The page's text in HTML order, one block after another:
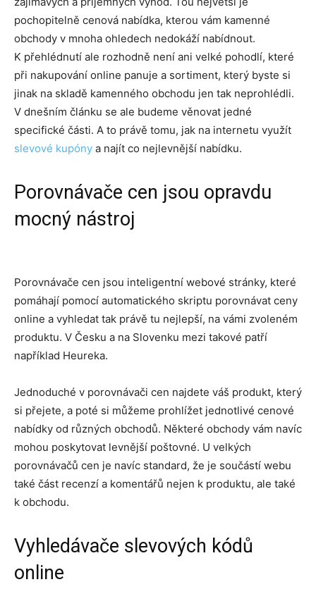
pochopitelně cenová nabídka, kterou vám kamenné
obchody v mnoha ohledech nedokáží nabídnout.
K přehlédnutí ale rozhodně není ani velké pohodlí, které
při nakupování online panuje a sortiment, který byste si
jinak na skladě kamenného obchodu jen tak neprohlédli.
V dnešním článku se ale budeme věnovat jedné
specifické části. A to právě tomu, jak na internetu využít
slevové kupóny a najít co nejlevnější nabídku.
Porovnávače cen jsou opravdu
mocný nástroj
Porovnávače cen jsou inteligentní webové stránky, které
pomáhají pomocí automatického skriptu porovnávat ceny
online a vyhledat tak právě tu nejlepší, na vámi zvoleném
produktu. V Česku a na Slovenku mezi takové patří
například Heureka.
Jednoduché v porovnávači cen najdete váš produkt, který
si přejete, a poté si můžeme prohlížet jednotlivé cenové
nabídky od různých obchodů. Některé obchody vám navíc
mohou poskytovat levnější poštovné. U velkých
porovnávačů cen je navíc standard, že je součástí webu
také část recenzí a komentářů nejen k produktu, ale také
k obchodu.
Vyhledávače slevových kódů
online